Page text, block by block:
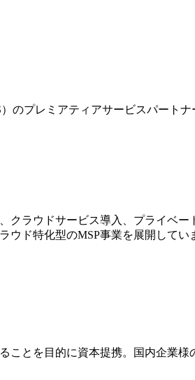
のプレミアティアサービスパート
ラウドサービス導入、プライベ
ド特化型のMSP事業を展開して
とを目的に資本提携。国内企業